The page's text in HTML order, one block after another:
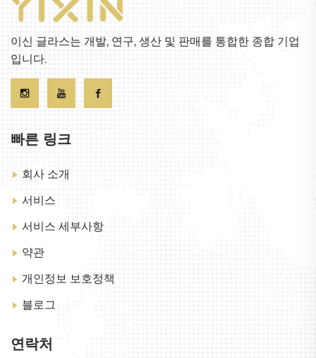
이신 글라스는 개발, 연구, 생산 및 판매를 통합한 종합 기업
입니다.
빠른 링크
회사 소개
서비스
서비스 세부사항
약관
개인정보 보호정책
블로그
연락처